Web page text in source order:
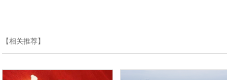
【相关推荐】